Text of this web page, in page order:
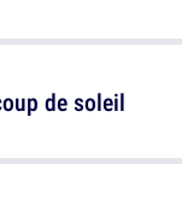
de soleil